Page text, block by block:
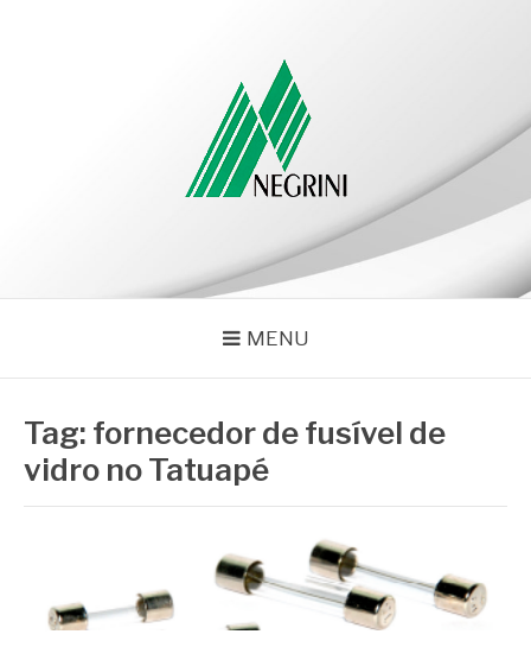
MENU
Tag: fornecedor de fusível de
vidro no Tatuapé